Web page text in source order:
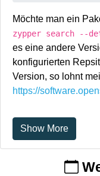
Möchte man ein
zypper search --
es eine andere
konfigurierten
Version, so lohnt
https://
Show More